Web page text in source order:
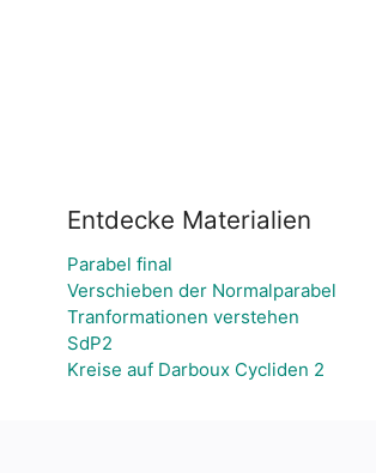
Entdecke Materialien
Parabel final
Verschieben der Normalparabel
Tranformationen verstehen
SdP2
Kreise auf Darboux Cycliden 2